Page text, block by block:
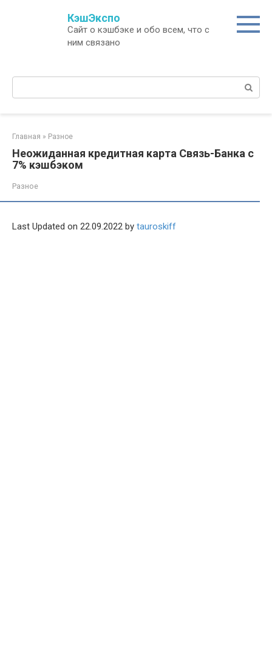
КэшЭкспо
Сайт о кэшбэке и обо всем, что с
ним связано
Поиск:
Главная » Разное
Неожиданная кредитная карта Связь-Банка с
7% кэшбэком
Разное
Last Updated on 22.09.2022 by tauroskiff